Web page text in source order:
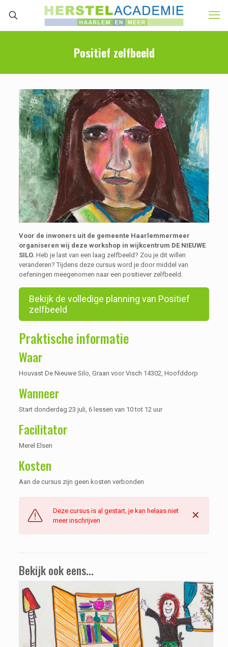
Positief zelfbeeld
Voor de inwoners uit de gemeente Haarlemmermeer
organiseren wij deze workshop in wijkcentrum DE NIEUWE
SILO. Heb je last van een laag zelfbeeld? Zou je dit willen
veranderen? Tijdens deze cursus word je door middel van
oefeningen meegenomen naar een positiever zelfbeeld.
Bekijk de volledige planning van Positief
zelfbeeld
Praktische informatie
Waar
Houvast De Nieuwe Silo, Graan voor Visch 14302, Hoofddorp
Wanneer
Start donderdag 23 juli, 6 lessen van 10 tot 12 uur
Facilitator
Merel Elsen
Kosten
Aan de cursus zijn geen kosten verbonden
Deze cursus is al gestart, je kan helaas niet
meer inschrijven
✕
Bekijk ook eens...